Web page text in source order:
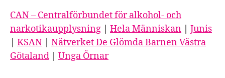
CAN – Centralförbundet för alkohol- och
narkotikaupplysning
Hela Människan
Junis
KSAN
Nätverket De Glömda Barnen Västra
Götaland
Unga Örnar